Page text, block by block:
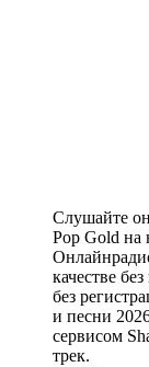
Слушайте
Pop Gold на
качестве
без
и песни
сервисом
трек.